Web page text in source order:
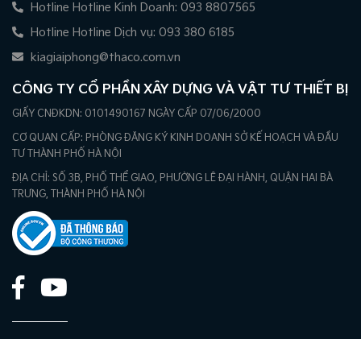
Hotline Hotline Kinh Doanh: 093 8807565
Hotline Hotline Dịch vụ: 093 380 6185
kiagiaiphong@thaco.com.vn
CÔNG TY CỔ PHẦN XÂY DỰNG VÀ VẬT TƯ THIẾT BỊ
GIẤY CNĐKDN: 0101490167 NGÀY CẤP 07/06/2000
CƠ QUAN CẤP: PHÒNG ĐĂNG KÝ KINH DOANH SỞ KẾ HOẠCH VÀ ĐẦU
TƯ THÀNH PHỐ HÀ NỘI
ĐỊA CHỈ: SỐ 3B, PHỐ THỂ GIAO, PHƯỜNG LÊ ĐẠI HÀNH, QUẬN HAI BÀ
TRƯNG, THÀNH PHỐ HÀ NỘI